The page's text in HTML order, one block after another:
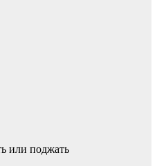
или поджать